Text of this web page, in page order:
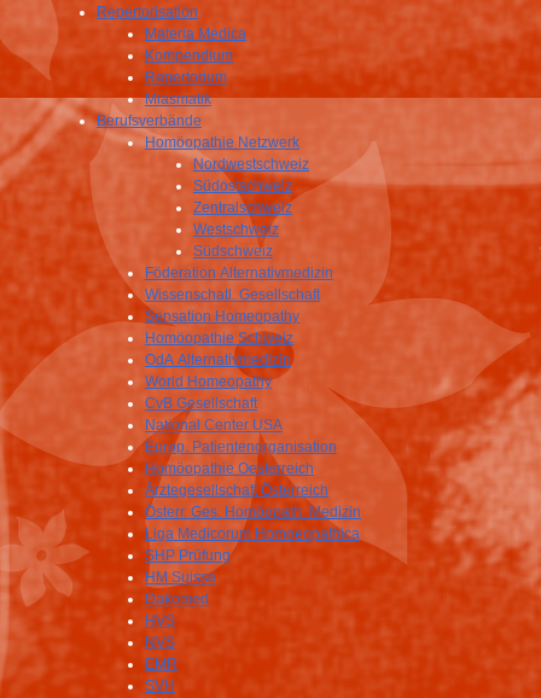
Repertorisation
Materia Medica
Kompendium
Repertorium
Miasmatik
Berufsverbände
Homöopathie Netzwerk
Nordwestschweiz
Südostschweiz
Zentralschweiz
Westschweiz
Südschweiz
Föderation Alternativmedizin
Wissenschatl. Gesellschaft
Sensation Homeopathy
Homöopathie Schweiz
OdA Alternativmedizin
World Homeopathy
CvB Gesellschaft
National Center USA
Europ. Patientenorganisation
Homöopathie Oesterreich
Ärztegesellschaft Österreich
Österr. Ges. Homöopath. Medizin
Liga Medicorum Homoeopathica
SHP Prüfung
HM Suisse
Dakomed
HVS
NVS
EMR
SVH